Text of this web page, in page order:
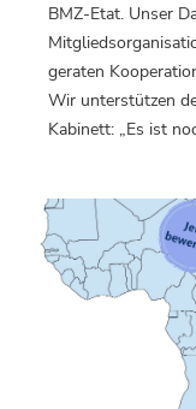
BMZ-Etat. Unser
geraten
Wir unterstützen
Kabinett: „Es ist